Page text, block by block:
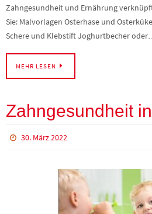
Zahngesundheit und Ernährung
Sie: Malvorlagen Osterhase und
Schere und Klebstift Joghurtbecher
MEHR LESEN
Zahngesundheit
30. März 2022